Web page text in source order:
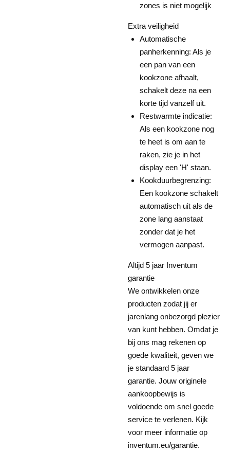
zones is niet mogelijk
Extra veiligheid
Automatische
panherkenning: Als je
een pan van een
kookzone afhaalt,
schakelt deze na een
korte tijd vanzelf uit.
Restwarmte indicatie:
Als een kookzone nog
te heet is om aan te
raken, zie je in het
display een 'H' staan.
Kookduurbegrenzing:
Een kookzone schakelt
automatisch uit als de
zone lang aanstaat
zonder dat je het
vermogen aanpast.
Altijd 5 jaar Inventum
garantie
We ontwikkelen onze
producten zodat jij er
jarenlang onbezorgd plezier
van kunt hebben. Omdat je
bij ons mag rekenen op
goede kwaliteit, geven we
je standaard 5 jaar
garantie. Jouw originele
aankoopbewijs is
voldoende om snel goede
service te verlenen. Kijk
voor meer informatie op
inventum.eu/garantie.